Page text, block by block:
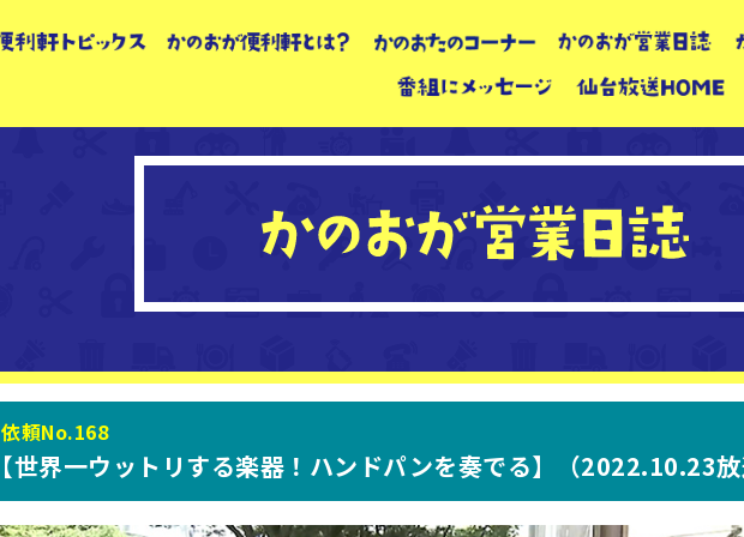
依頼No.168
【世界一ウットリする楽器！ハンドパンを奏でる】（2022.10.23